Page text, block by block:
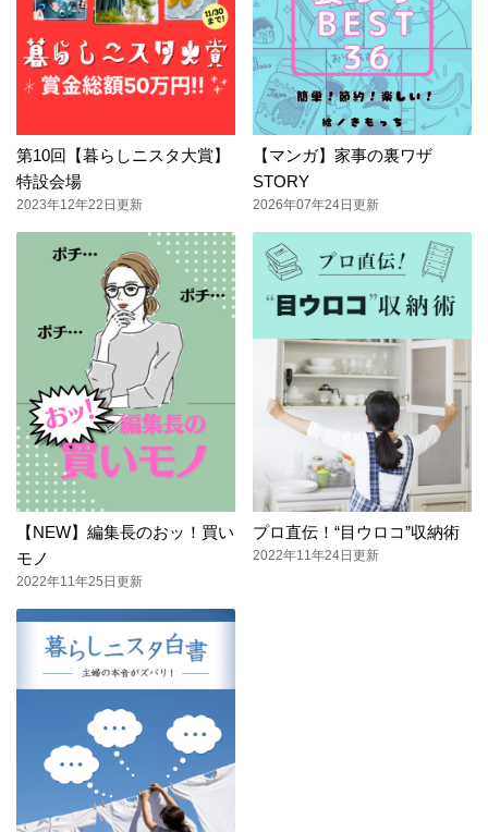
第10回【暮らしニスタ大賞】
特設会場
2023年12年22日更新
【マンガ】家事の裏ワザ
STORY
2026年07年24日更新
【NEW】編集長のおッ！買い
モノ
2022年11年25日更新
プロ直伝！“目ウロコ”収納術
2022年11年24日更新